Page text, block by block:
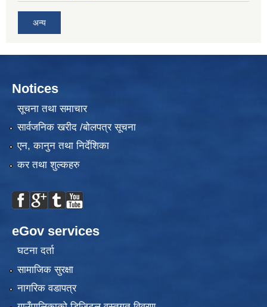
अन्य
Notices
सूचना तथा समाचार
सार्वजनिक खरीद /बोलपत्र सूचना
एन, कानुन तथा निर्देशिका
कर तथा शुल्कहरु
eGov services
घटना दर्ता
सामाजिक सुरक्षा
नागरिक वडापत्र